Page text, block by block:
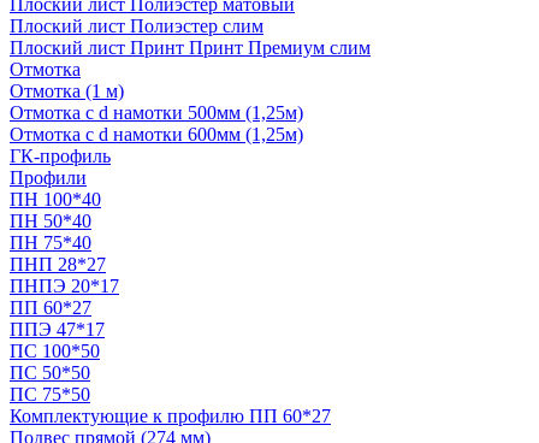
Плоский лист Полиэстер матовый
Плоский лист Полиэстер слим
Плоский лист Принт Принт Премиум слим
Отмотка
Отмотка (1 м)
Отмотка с d намотки 500мм (1,25м)
Отмотка с d намотки 600мм (1,25м)
ГК-профиль
Профили
ПН 100*40
ПН 50*40
ПН 75*40
ПНП 28*27
ПНПЭ 20*17
ПП 60*27
ППЭ 47*17
ПС 100*50
ПС 50*50
ПС 75*50
Комплектующие к профилю ПП 60*27
Подвес прямой (274 мм)